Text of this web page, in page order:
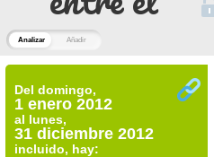
Analizar Añadir
Del domingo,
1 enero 2012
al lunes,
31 diciembre 2012
incluido, hay: